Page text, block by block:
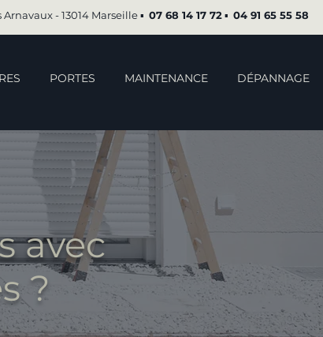
Arnavaux - 13014 Marseille ▪︎ 07 68 14 17 72▪︎ 04 91 65 55 58
PORTES MAINTENANCE DÉPANNAGE
avec
?